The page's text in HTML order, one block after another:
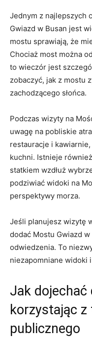
Jednym z najlepszych
Gwiazd w Busan jest
mostu sprawiają, że
Chociaż most można‌
to wieczór jest
​zobaczyć, jak z mostu
zachodzącego słońca.
Podczas wizyty na
uwagę na pobliskie
restauracje i
kuchni. Istnieje
statkiem wzdłuż‌
podziwiać widoki na
perspektywy morza.
Jeśli planujesz ⁤wizytę
dodać Mostu Gwiazd
odwiedzenia. To
niezapomniane widoki
Jak‍ dojechać
⁤korzystając
publicznego